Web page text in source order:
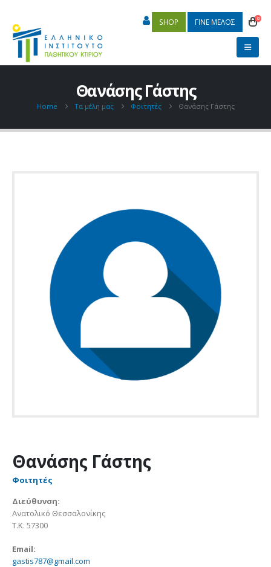
SHOP ΓΙΝΕ ΜΕΛΟΣ 0
Θανάσης Γάστης
Home Τα μέλη μας Φοιτητές Θανάσης Γάστης
Θανάσης Γάστης
Φοιτητές
Διεύθυνση:
Ανατολικό Θεσσαλονίκης
Τ.Κ. 57300
Email:
gastis787@gmail.com